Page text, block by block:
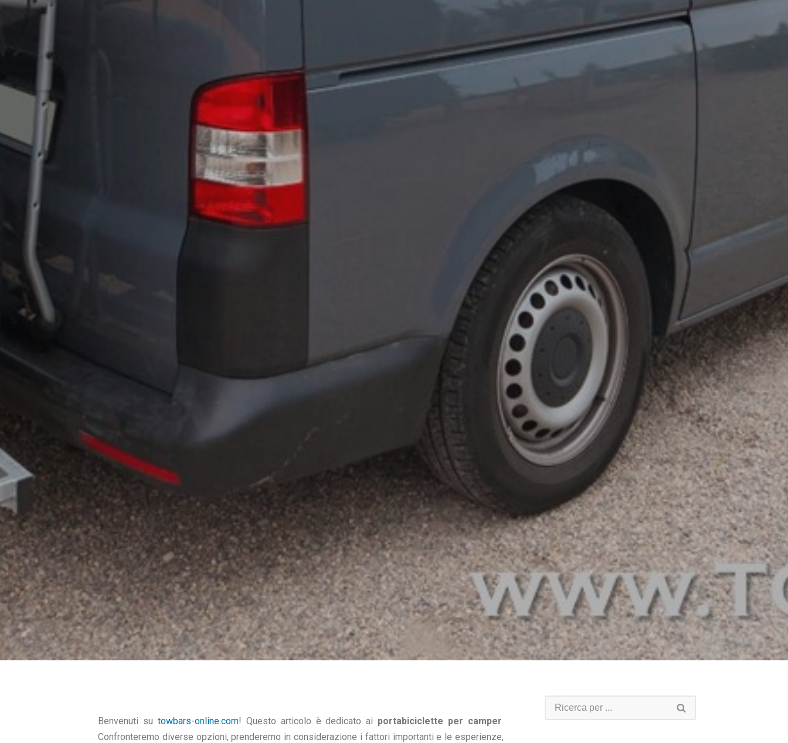
Benvenuti su towbars-online.com! Questo articolo è dedicato ai portabiciclette per camper.
Confronteremo diverse opzioni, prenderemo in considerazione i fattori importanti e le esperienze,